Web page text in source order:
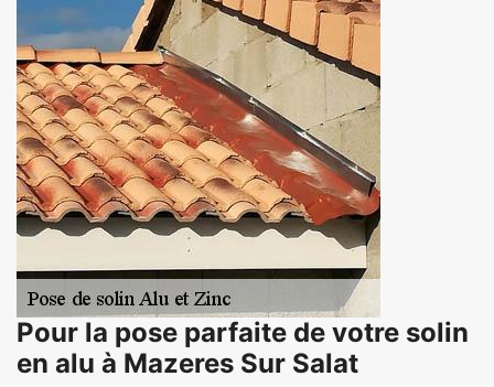
Pour la pose parfaite de votre solin
en alu à Mazeres Sur Salat